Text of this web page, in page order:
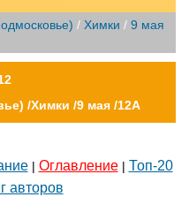
/ Химки / 9 мая
/Химки /9 мая /12А
| Оглавление| Топ-20
авторов